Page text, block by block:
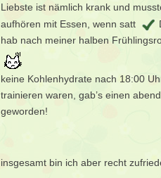
Liebste ist nämlich krank und
aufhören mit Essen, wenn satt
hab nach meiner halben
keine Kohlenhydrate nach 18:00
trainieren waren, gab’s einen
geworden!
insgesamt bin ich aber recht